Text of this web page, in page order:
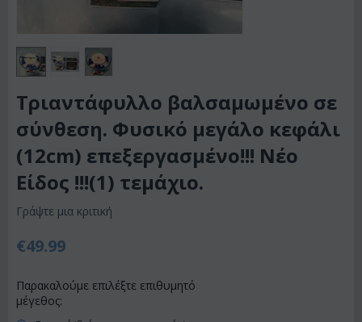
Τριαντάφυλλο βαλσαμωμένο σε
σύνθεση. Φυσικό μεγάλο κεφάλι
(12cm) επεξεργασμένο!!! Νέο
Είδος !!!(1) τεμάχιο.
Γράψτε μια κριτική
€49.99
Παρακαλούμε επιλέξτε επιθυμητό
μέγεθος: